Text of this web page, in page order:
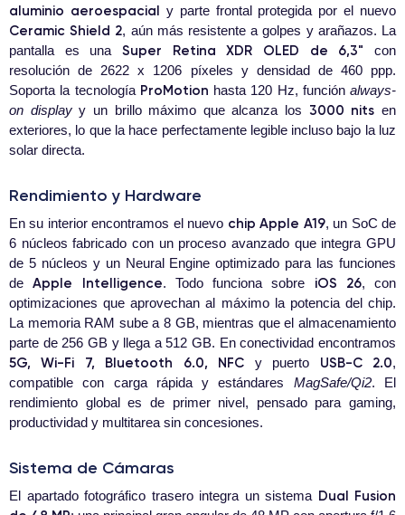
aluminio aeroespacial y parte frontal protegida por el nuevo
Ceramic Shield 2, aún más resistente a golpes y arañazos. La
pantalla es una Super Retina XDR OLED de 6,3" con
resolución de 2622 x 1206 píxeles y densidad de 460 ppp.
Soporta la tecnología ProMotion hasta 120 Hz, función always-
on displayy un brillo máximo que alcanza los 3000 nits en
exteriores, lo que la hace perfectamente legible incluso bajo la luz
solar directa.
Rendimiento y Hardware
En su interior encontramos el nuevo chip Apple A19, un SoC de
6 núcleos fabricado con un proceso avanzado que integra GPU
de 5 núcleos y un Neural Engine optimizado para las funciones
deApple Intelligence. Todo funciona sobre iOS 26, con
optimizaciones que aprovechan al máximo la potencia del chip.
La memoria RAM sube a 8 GB, mientras que el almacenamiento
parte de 256 GB y llega a 512 GB. En conectividad encontramos
5G, Wi-Fi 7, Bluetooth 6.0, NFC y puerto USB-C 2.0,
compatible con carga rápida y estándares MagSafe/Qi2. El
rendimiento global es de primer nivel, pensado para gaming,
productividad y multitarea sin concesiones.
Sistema de Cámaras
El apartado fotográfico trasero integra un sistema Dual Fusion